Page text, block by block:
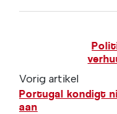
Vorig artikel
Portugal kondigt
aan